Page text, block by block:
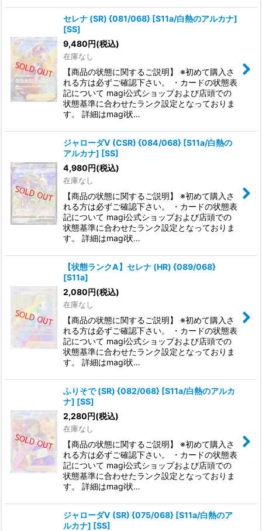
セレナ (SR) {081/068} [S11a/白熱のアルカナ]
[SS]
9,480円(税込)
在庫なし
【商品の状態に関するご説明】 ※初めて購入さ
れる方は必ずご確認下さい。 ・カードの状態表
記について magi公式ショップおよび店頭での
状態基準に合わせたランク設定となっておりま
す。 詳細はmagi状…
ジャローダV (CSR) {084/068} [S11a/白熱の
アルカナ] [SS]
4,980円(税込)
在庫なし
【商品の状態に関するご説明】 ※初めて購入さ
れる方は必ずご確認下さい。 ・カードの状態表
記について magi公式ショップおよび店頭での
状態基準に合わせたランク設定となっておりま
す。 詳細はmagi状…
【状態ランクA】セレナ (HR) {089/068}
[S11a]
2,080円(税込)
在庫なし
【商品の状態に関するご説明】 ※初めて購入さ
れる方は必ずご確認下さい。 ・カードの状態表
記について magi公式ショップおよび店頭での
状態基準に合わせたランク設定となっておりま
す。 詳細はmagi状…
ふりそで (SR) {082/068} [S11a/白熱のアルカ
ナ] [SS]
2,280円(税込)
在庫なし
【商品の状態に関するご説明】 ※初めて購入さ
れる方は必ずご確認下さい。 ・カードの状態表
記について magi公式ショップおよび店頭での
状態基準に合わせたランク設定となっておりま
す。 詳細はmagi状…
ジャローダV (SR) {075/068} [S11a/白熱のア
ルカナ] [SS]